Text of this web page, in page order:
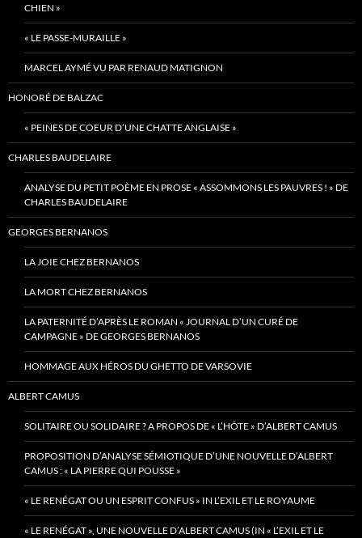
CHIEN »
« LE PASSE-MURAILLE »
MARCEL AYMÉ VU PAR RENAUD MATIGNON
HONORÉ DE BALZAC
« PEINES DE COEUR D’UNE CHATTE ANGLAISE »
CHARLES BAUDELAIRE
ANALYSE DU PETIT POÈME EN PROSE « ASSOMMONS LES PAUVRES ! » DE
CHARLES BAUDELAIRE
GEORGES BERNANOS
LA JOIE CHEZ BERNANOS
LA MORT CHEZ BERNANOS
LA PATERNITÉ D’APRÈS LE ROMAN « JOURNAL D’UN CURÉ DE
CAMPAGNE » DE GEORGES BERNANOS
HOMMAGE AUX HÉROS DU GHETTO DE VARSOVIE
ALBERT CAMUS
SOLITAIRE OU SOLIDAIRE ? A PROPOS DE « L’HÔTE » D’ALBERT CAMUS
PROPOSITION D’ANALYSE SÉMIOTIQUE D’UNE NOUVELLE D’ALBERT
CAMUS : « LA PIERRE QUI POUSSE »
« LE RENÉGAT OU UN ESPRIT CONFUS » IN L’EXIL ET LE ROYAUME
« LE RENÉGAT », UNE NOUVELLE D’ALBERT CAMUS (IN « L’EXIL ET LE